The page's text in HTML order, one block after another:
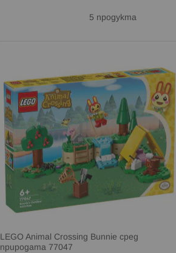
5 продукта
LEGO Animal Crossing Bunnie сред
природата 77047